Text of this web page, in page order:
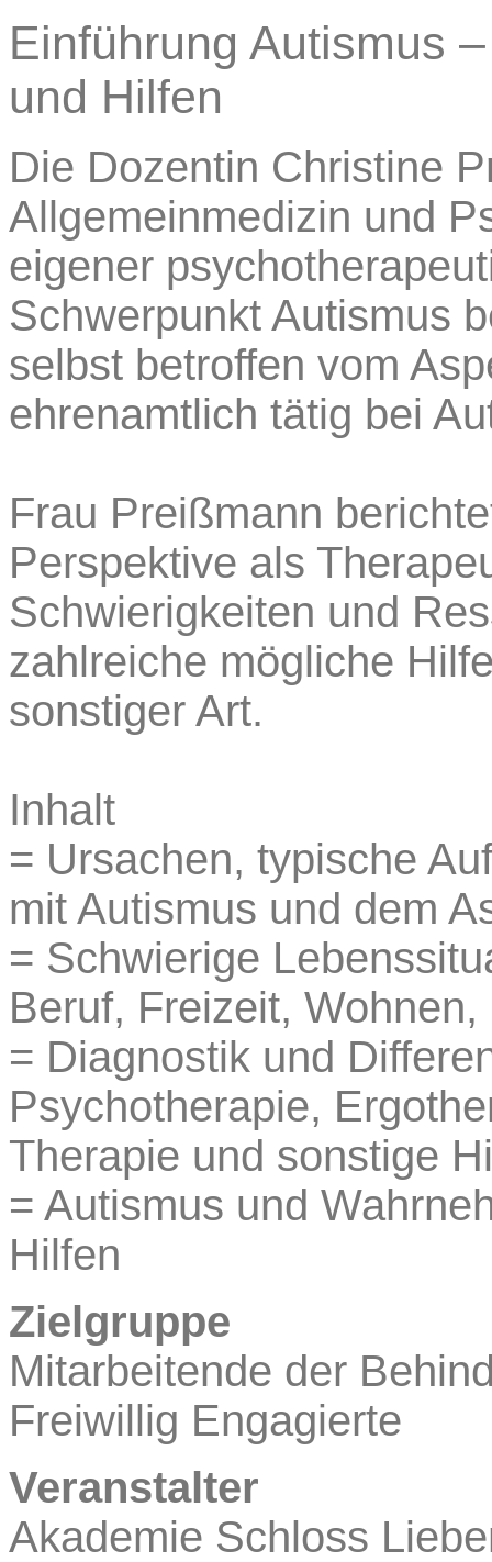
Einführung Autismus
und Hilfen
Die Dozentin Christine
Allgemeinmedizin und
eigener
Schwerpunkt Autismus
selbst betroffen vom
ehrenamtlich tätig bei
Frau Preißmann
Perspektive als
Schwierigkeiten und
zahlreiche mögliche
sonstiger Art.
Inhalt
= Ursachen, typische
mit Autismus und dem
= Schwierige
Beruf, Freizeit,
= Diagnostik und
Psychotherapie,
Therapie und sonstige
= Autismus und
Hilfen
Zielgruppe
Mitarbeitende der
Freiwillig Engagierte
Veranstalter
Akademie Schloss